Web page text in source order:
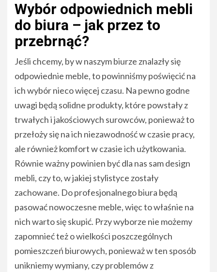
Wybór odpowiednich mebli
do biura – jak przez to
przebrnąć?
Jeśli chcemy, by w naszym biurze znalazły się
odpowiednie meble, to powinniśmy poświęcić na
ich wybór nieco więcej czasu. Na pewno godne
uwagi będą solidne produkty, które powstały z
trwałych i jakościowych surowców, ponieważ to
przełoży się na ich niezawodność w czasie pracy,
ale również komfort w czasie ich użytkowania.
Równie ważny powinien być dla nas sam design
mebli, czy to, w jakiej stylistyce zostały
zachowane. Do profesjonalnego biura będą
pasować nowoczesne meble, więc to właśnie na
nich warto się skupić. Przy wyborze nie możemy
zapomnieć też o wielkości poszczególnych
pomieszczeń biurowych, ponieważ w ten sposób
unikniemy wymiany, czy problemów z